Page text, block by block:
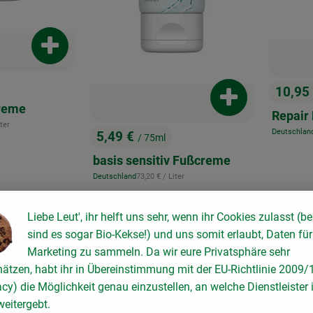
Produkt zum Warenkorb hinzufügen
, Preis:
5,49 € / 75ml
basis sensitiv Fußcreme
, Herkunft:
Deutschland, Referenzpreis:
73,20 € / Liter
Produkt zum
,
10,95
Repair
, Herkunft:
, Verband:
hinzufügen
, Verband:
Produkt zu Favouriten hinzufügen
Liebe Leut', ihr helft uns sehr, wenn ihr Cookies zulasst
sind es sogar Bio-Kekse!) und uns somit erlaubt, Daten
Marketing zu sammeln. Da wir eure Privatsphäre sehr
habt ihr in Übereinstimmung mit der EU-Richtlinie 2009/
die Möglichkeit genau einzustellen, an welche Dienstleister